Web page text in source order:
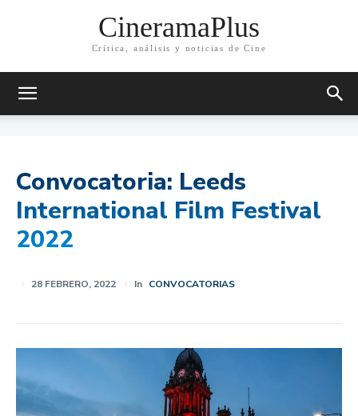
CineramaPlus
Crítica, análisis y noticias de Cine
Convocatoria: Leeds
International Film Festival
2022
28 FEBRERO, 2022 In CONVOCATORIAS